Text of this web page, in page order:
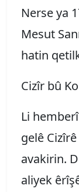
Nerse ya
Mesut
hatin
Cizîr bû
Li
gelê
avakirin.
aliyek